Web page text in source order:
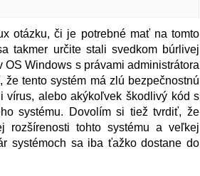
otázku, či je potrebné mať na tomto
takmer určite stali svedkom búrlivej
Windows s právami administrátora
tento systém má zlú bezpečnostnú
vírus, alebo akýkoľvek škodlivý kód s
systému. Dovolím si tiež tvrdiť, že
rozšírenosti tohto systému a veľkej
systémoch sa iba ťažko dostane do